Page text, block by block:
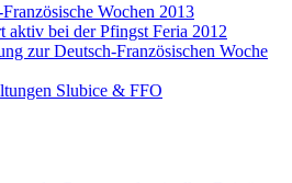
Wochen 2013
aktiv bei der Pfingst Feria 2012
zur Deutsch-Französischen Woche
Slubice & FFO